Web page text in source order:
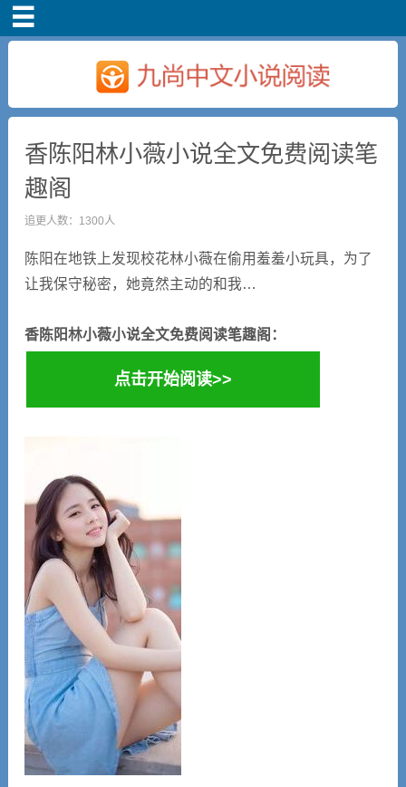
香陈阳林小薇小说全文免费阅读笔
趣阁
追更人数：1300人
陈阳在地铁上发现校花林小薇在偷用羞羞小玩具，为了
让我保守秘密，她竟然主动的和我…
香陈阳林小薇小说全文免费阅读笔趣阁：
点击开始阅读>>